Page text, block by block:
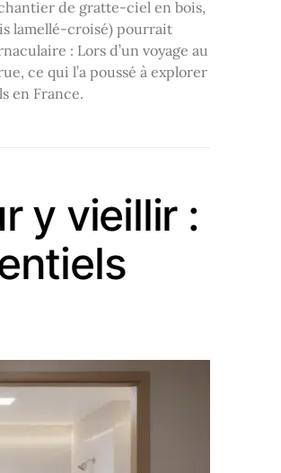
de gratte-ciel en bois,
lamellé-croisé) pourrait
: Lors d’un voyage au
ce qui l’a poussé à explorer
en France.
y vieillir :